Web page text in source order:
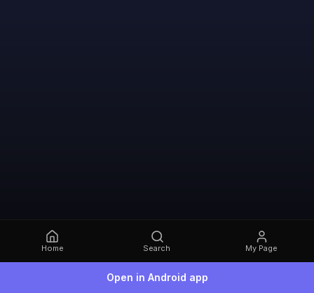
Home Search My Page
Open in Android app